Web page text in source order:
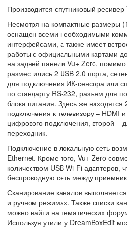
Производится спутниковый
Несмотря на компактные размеры
оснащен всеми необходимыми
интерфейсами, а также имеет
работы с официальными картами
на задней панели Vu+ Zero,
разместились 2 USB 2.0 порта,
для подключения ИК-сенсора или
по стандарту RS-232, разъем для
блока питания. Здесь же
подключения к телевизору – HDMI
цифрового подключения, второй –
переходник.
Подключение в локальную сеть
Ethernet. Кроме того, Vu+ Zero
количеством USB Wi-Fi адаптеров,
беспроводную сеть между
Сканирование каналов
и ручном режимах. Также списки
можно найти на тематических
Используя утилиту DreamBoxEdit